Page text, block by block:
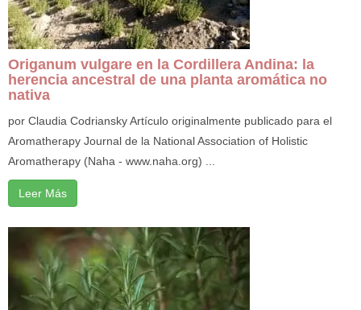
Origanum vulgare en la Cordillera Andina: la
herencia ancestral de una planta aromática no
nativa
por Claudia Codriansky Artículo originalmente publicado para el
Aromatherapy Journal de la National Association of Holistic
Aromatherapy (Naha - www.naha.org) ...
Leer Más